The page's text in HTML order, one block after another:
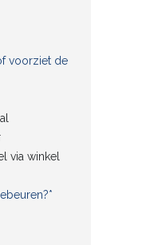
voorziet de
via winkel